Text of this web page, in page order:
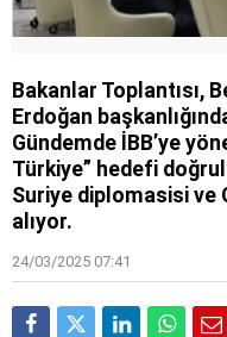
Bakanlar Toplantısı,
Erdoğan
Gündemde İBB’ye
Türkiye” hedefi
Suriye diplomasisi ve
alıyor.
24/03/2025 07:41